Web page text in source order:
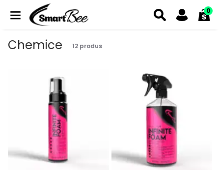
0
Chemice 12 produs